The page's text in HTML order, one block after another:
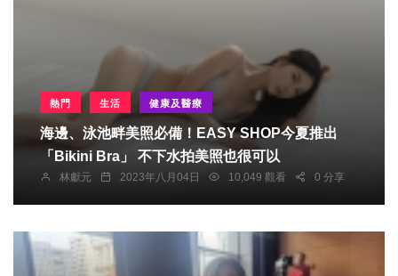
熱門 生活 健康及醫療
海邊、泳池畔美照必備！EASY SHOP今夏推出
「Bikini Bra」 不下水拍美照也很可以
林獻元 2023年八月04日 10,049 觀看 0 分享